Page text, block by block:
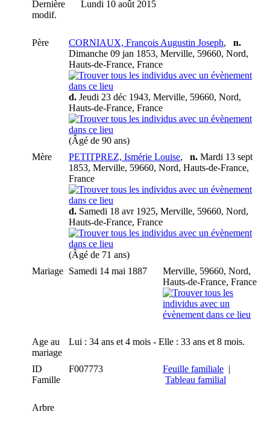
Dernière
modif.
Lundi 10 août 2015
Père CORNIAUX, François Augustin Joseph, n.
Dimanche 09 jan 1853, Merville, 59660, Nord,
Hauts-de-France, France
d. Jeudi 23 déc 1943, Merville, 59660, Nord,
Hauts-de-France, France
(Âgé de 90 ans)
Mère
PETITPREZ, Ismérie Louise, n. Mardi 13 sept
1853, Merville, 59660, Nord, Hauts-de-France,
France
d. Samedi 18 avr 1925, Merville, 59660, Nord,
Hauts-de-France, France
(Âgé de 71 ans)
Mariage Samedi 14 mai 1887
Merville, 59660, Nord,
Hauts-de-France, France
Age au
mariage
Lui : 34 ans et 4 mois - Elle : 33 ans et 8 mois.
ID
Famille
F007773 Feuille familiale |
Tableau familial
Arbre